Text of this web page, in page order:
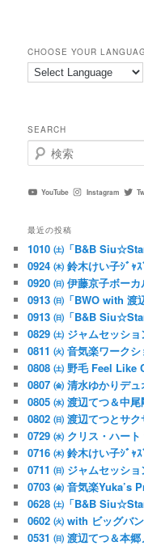
CHOOSE YOUR
SEARCH
検
索
YouTube Instagram
最近の投稿
1010 ㈯「B&B
0924 ㈭ 鈴木けい子ｼﾞｬ
0920 ㈰ 伊藤京子ボー
0913 ㈰「BWO with 渡
0913 ㈰「B&B
0829 ㈯ ジャムセッシ
0811 ㈫ 音気楽ワーク
0808 ㈯ 野毛 Feel Like
0807 ㈮ 清水ゆかりデ
0805 ㈬ 渡辺てつ＆中
0802 ㈰ 渡辺てつとサ
0729 ㈬ クリス・ハー
0716 ㈭ 鈴木けい子ｼﾞｬ
0711 ㈰ ジャムセッシ
0703 ㈮ 音気楽Yuka’s
0628 ㈯「B&B
0602 ㈫ with ビッグバ
0531 ㈰ 渡辺てつ＆本